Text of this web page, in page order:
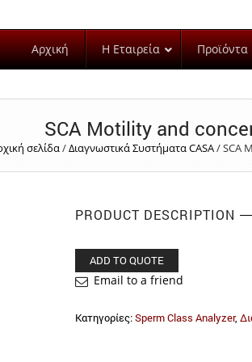
Αρχική Η Εταιρεία Προϊόντα
SCA Motility and
σελίδα/Διαγνωστικά Συστήματα CASA/SCA
PRODUCT DESCRIPTION
ADD TO QUOTE
Email to a friend
Κατηγορίες:Sperm Class Analyzer,